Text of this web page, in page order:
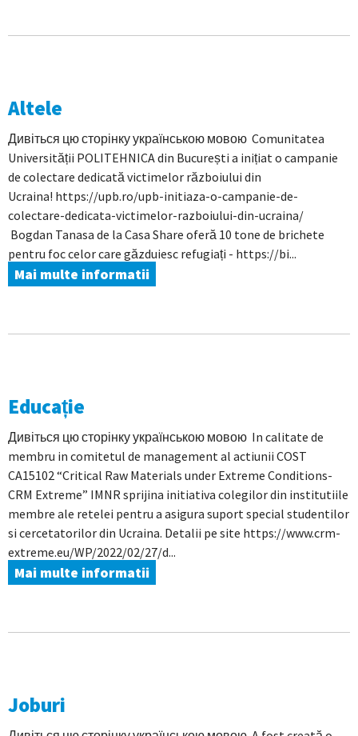
Altele
Дивіться цю сторінку українською мовою Comunitatea
Universității POLITEHNICA din București a inițiat o campanie
de colectare dedicată victimelor războiului din
Ucraina! https://upb.ro/upb-initiaza-o-campanie-de-
colectare-dedicata-victimelor-razboiului-din-ucraina/
Bogdan Tanasa de la Casa Share oferă 10 tone de brichete
pentru foc celor care găzduiesc refugiați - https://bi...
Mai multe informatii
Educație
Дивіться цю сторінку українською мовою In calitate de
membru in comitetul de management al actiunii COST
CA15102 “Critical Raw Materials under Extreme Conditions-
CRM Extreme” IMNR sprijina initiativa colegilor din institutiile
membre ale retelei pentru a asigura suport special studentilor
si cercetatorilor din Ucraina. Detalii pe site https://www.crm-
extreme.eu/WP/2022/02/27/d...
Mai multe informatii
Joburi